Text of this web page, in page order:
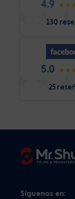
4.9
130
5.0
25
Síguenos en: